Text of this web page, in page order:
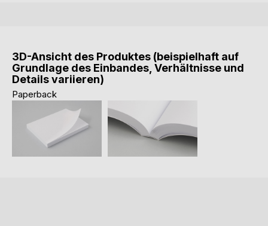
3D-Ansicht des Produktes (beispielhaft auf
Grundlage des Einbandes, Verhältnisse und
Details variieren)
Paperback